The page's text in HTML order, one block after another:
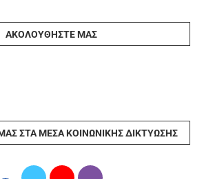
ΑΚΟΛΟΥΘΉΣΤΕ ΜΑΣ
ΣΤΑ ΜΈΣΑ ΚΟΙΝΩΝΙΚΉΣ ΔΙΚΤΎΩΣΗΣ